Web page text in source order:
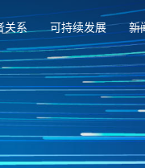
关系 可持续发展 新